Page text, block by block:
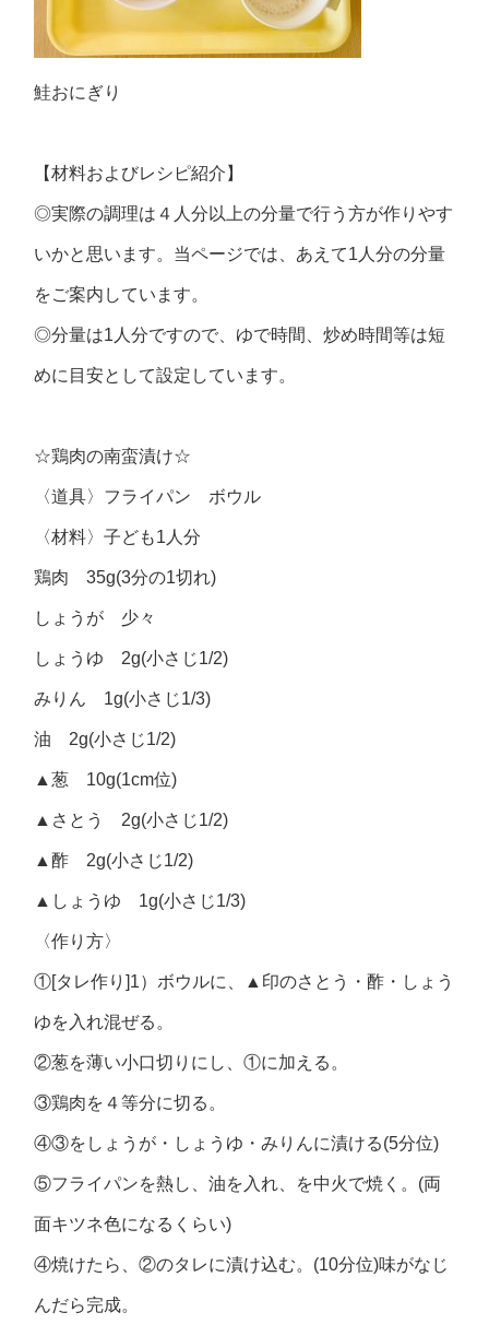
鮭おにぎり
【材料およびレシピ紹介】
◎実際の調理は４人分以上の分量で行う方が作りやす
いかと思います。当ページでは、あえて1人分の分量
をご案内しています。
◎分量は1人分ですので、ゆで時間、炒め時間等は短
めに目安として設定しています。
☆鶏肉の南蛮漬け☆
〈道具〉フライパン ボウル
〈材料〉子ども1人分
鶏肉 35g(3分の1切れ)
しょうが 少々
しょうゆ 2g(小さじ1/2)
みりん 1g(小さじ1/3)
油 2g(小さじ1/2)
▲葱 10g(1cm位)
▲さとう 2g(小さじ1/2)
▲酢 2g(小さじ1/2)
▲しょうゆ 1g(小さじ1/3)
〈作り方〉
①[タレ作り]1）ボウルに、▲印のさとう・酢・しょう
ゆを入れ混ぜる。
②葱を薄い小口切りにし、①に加える。
③鶏肉を４等分に切る。
④③をしょうが・しょうゆ・みりんに漬ける(5分位)
⑤フライパンを熱し、油を入れ、を中火で焼く。(両
面キツネ色になるくらい)
④焼けたら、②のタレに漬け込む。(10分位)味がなじ
んだら完成。